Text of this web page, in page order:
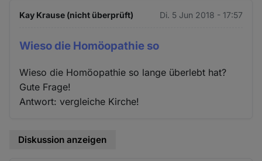
Kay Krause (nicht überprüft) Di. 5 Jun 2018 - 17:57
Wieso die Homöopathie so
Wieso die Homöopathie so lange überlebt hat?
Gute Frage!
Antwort: vergleiche Kirche!
Diskussion anzeigen